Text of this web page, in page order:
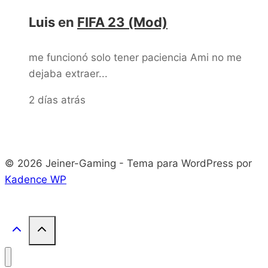
Luis en FIFA 23 (Mod)
me funcionó solo tener paciencia Ami no me
dejaba extraer...
2 días atrás
© 2026 Jeiner-Gaming - Tema para WordPress por
Kadence WP